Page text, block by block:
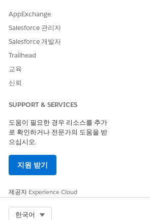
개체를 선택하고 필드 및 샘플 데이터를
Data 360에 데이터를 추가하려면 하나
고데이터 레이크 개체 만들기
이 기사를 통해 문제를 해결했
AppExchange
Salesforce 관리자
Salesforce 개발자
Trailhead
교육
신뢰
SUPPORT & SERVICES
도움이 필요한 경우 리소스를 추가
로 확인하거나 전문가의 도움을 받
으십시오.
지원 받기
제공자 Experience Cloud
한국어